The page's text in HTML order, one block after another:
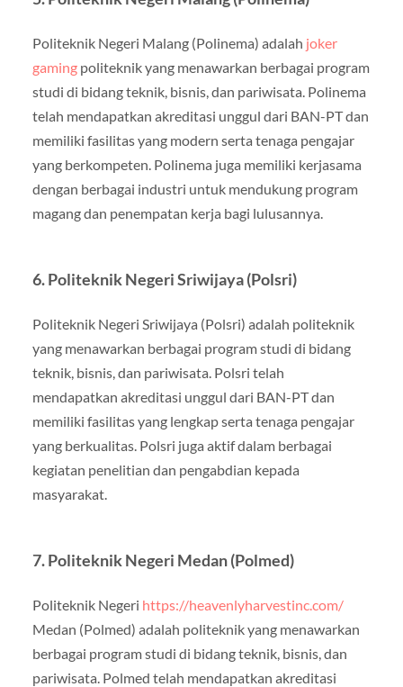
Politeknik Negeri Malang (Polinema) adalah joker
gamingpoliteknik yang menawarkan berbagai program
studi di bidang teknik, bisnis, dan pariwisata. Polinema
telah mendapatkan akreditasi unggul dari BAN-PT dan
memiliki fasilitas yang modern serta tenaga pengajar
yang berkompeten. Polinema juga memiliki kerjasama
dengan berbagai industri untuk mendukung program
magang dan penempatan kerja bagi lulusannya.
6. Politeknik Negeri Sriwijaya (Polsri)
Politeknik Negeri Sriwijaya (Polsri) adalah politeknik
yang menawarkan berbagai program studi di bidang
teknik, bisnis, dan pariwisata. Polsri telah
mendapatkan akreditasi unggul dari BAN-PT dan
memiliki fasilitas yang lengkap serta tenaga pengajar
yang berkualitas. Polsri juga aktif dalam berbagai
kegiatan penelitian dan pengabdian kepada
masyarakat.
7. Politeknik Negeri Medan (Polmed)
Politeknik Negeri https://heavenlyharvestinc.com/
Medan (Polmed) adalah politeknik yang menawarkan
berbagai program studi di bidang teknik, bisnis, dan
pariwisata. Polmed telah mendapatkan akreditasi